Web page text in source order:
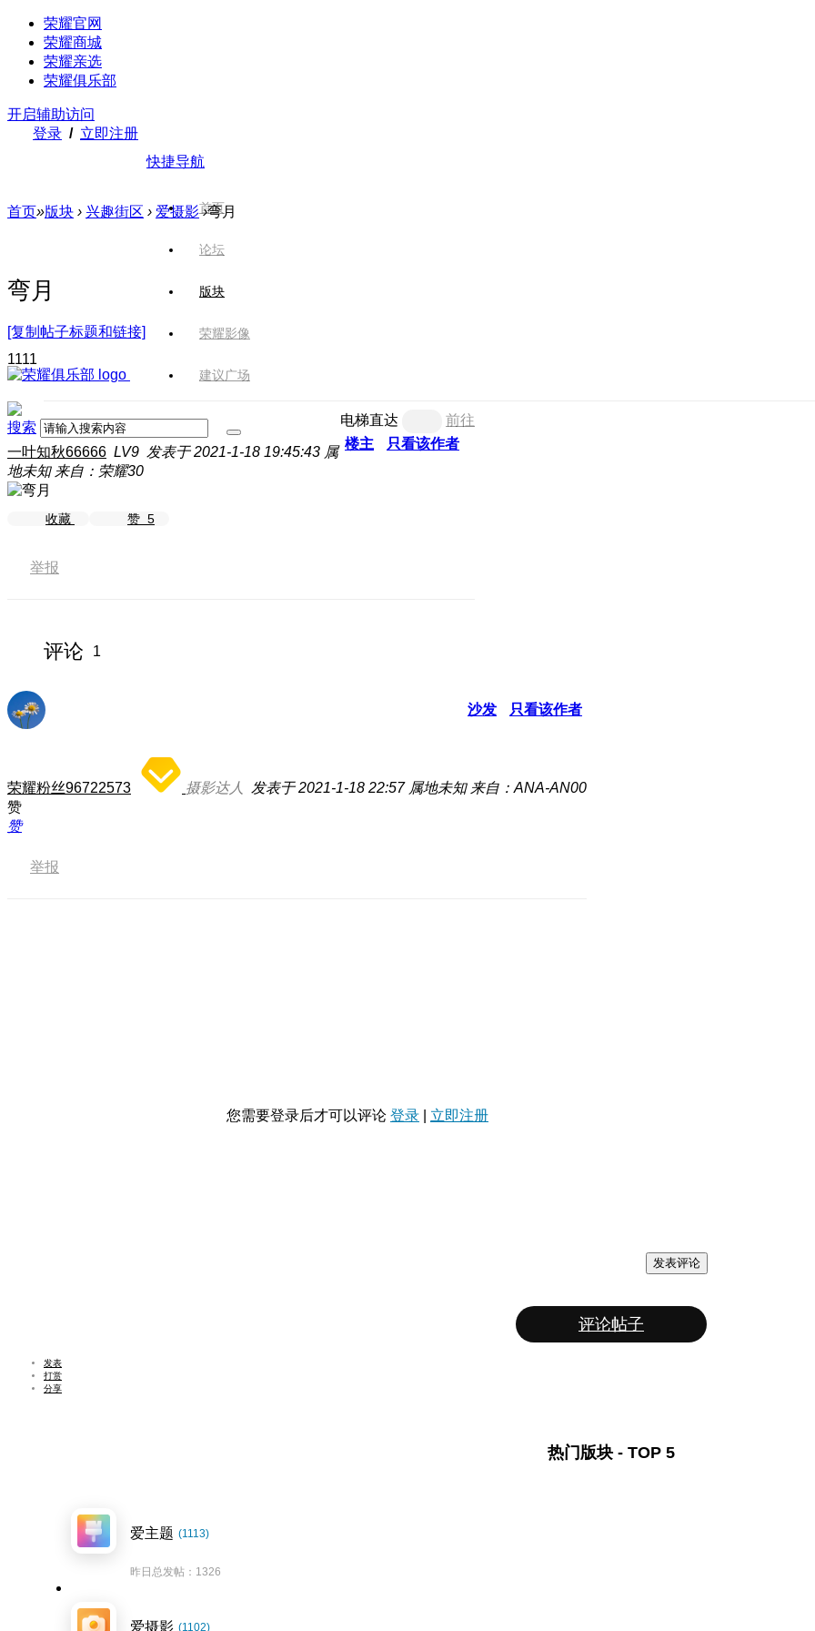
荣耀官网
荣耀商城
荣耀亲选
荣耀俱乐部
开启辅助访问
登录 / 立即注册
快捷导航
首页
论坛
版块
荣耀影像
建议广场
搜索
首页»版块 › 兴趣街区 › 爱摄影 ›弯月
弯月
[复制帖子标题和链接]
1111
电梯直达
前往
楼主
只看该作者
一叶知秋66666 LV9 发表于 2021-1-18 19:45:43 属
地未知 来自：荣耀30
收藏 赞 5
举报
评论 1
沙发 只看该作者
荣耀粉丝96722573 摄影达人 发表于 2021-1-18 22:57 属地未知 来自：ANA-AN00
赞
赞
举报
您需要登录后才可以评论 登录 立即注册
发表评论
评论帖子
发表
打赏
分享
热门版块 - TOP 5
爱主题 (1113)
昨日总发帖：1326
爱摄影 (1102)